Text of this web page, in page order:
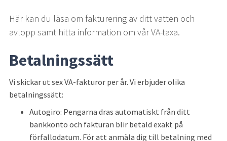
Här kan du läsa om fakturering av ditt vatten och
avlopp samt hitta information om vår VA-taxa.
Betalningssätt
Vi skickar ut sex VA-fakturor per år. Vi erbjuder olika
betalningssätt:
Autogiro: Pengarna dras automatiskt från ditt
bankkonto och fakturan blir betald exakt på
förfallodatum. För att anmäla dig till betalning med